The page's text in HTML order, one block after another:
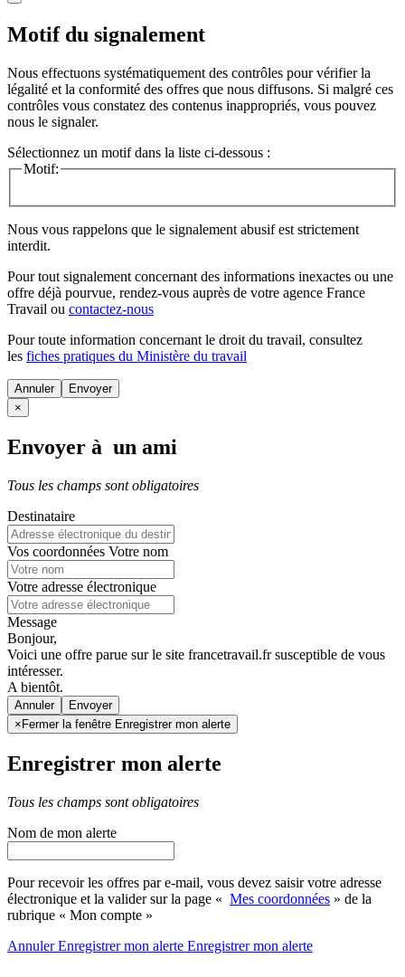
Motif du signalement
Nous effectuons systématiquement des contrôles pour vérifier la
légalité et la conformité des offres que nous diffusons. Si malgré ces
contrôles vous constatez des contenus inappropriés, vous pouvez
nous le signaler.
Sélectionnez un motif dans la liste ci-dessous :
Motif:
Nous vous rappelons que le signalement abusif est strictement
interdit.
Pour tout signalement concernant des informations inexactes ou une
offre déjà pourvue, rendez-vous auprès de votre agence France
Travail ou contactez-nous
Pour toute information concernant le droit du travail, consultez
les fiches pratiques du Ministère du travail
Annuler
×
Envoyer à un ami
Tous les champs sont obligatoires
Destinataire
Vos coordonnées Votre nom
Votre adresse électronique
Message
Bonjour,
Voici une offre parue sur le site francetravail.fr susceptible de vous
intéresser.
A bientôt.
Annuler
× Fermer la fenêtre Enregistrer mon alerte
Enregistrer mon alerte
Tous les champs sont obligatoires
Nom de mon alerte
Pour recevoir les offres par e-mail, vous devez saisir votre adresse
électronique et la valider sur la page « Mes coordonnées » de la
rubrique « Mon compte »
AnnulerEnregistrer mon alerte Enregistrermon alerte